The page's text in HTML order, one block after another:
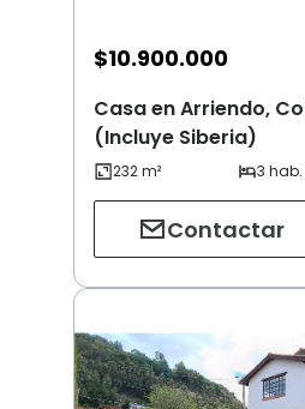
$10.900.000
Casa en Arriendo,
(Incluye Siberia)
Contactar